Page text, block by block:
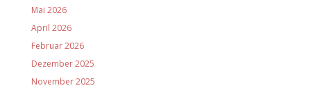
Mai 2026
April 2026
Februar 2026
Dezember 2025
November 2025